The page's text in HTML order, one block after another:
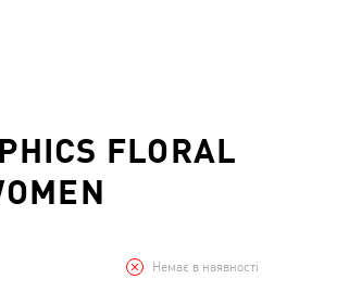
FLORAL
Немає в наявності